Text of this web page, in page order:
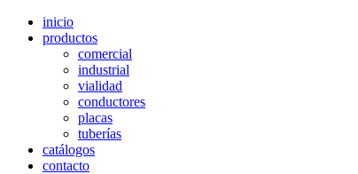
inicio
productos
comercial
industrial
vialidad
conductores
placas
tuberías
catálogos
contacto